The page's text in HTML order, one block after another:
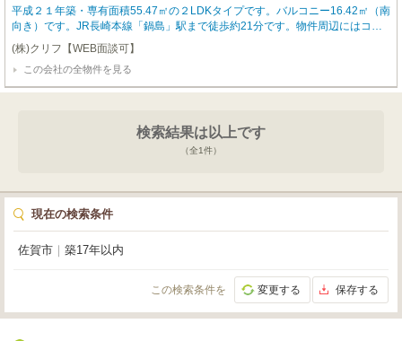
平成２１年築・専有面積55.47㎡の２LDKタイプです。バルコニー16.42㎡（南
向き）です。JR長崎本線「鍋島」駅まで徒歩約21分です。物件周辺にはコン
ビニ、ディスカウントストア、飲食店等があります。現在、家賃９万円にて賃
貸中です。 外観写真について 令和6年1月（現在）大規模修繕工事中です。
(株)クリフ【WEB面談可】
この会社の全物件を見る
検索結果は以上です
（全1件）
現在の検索条件
佐賀市 築17年以内
この検索条件を 変更する 保存する